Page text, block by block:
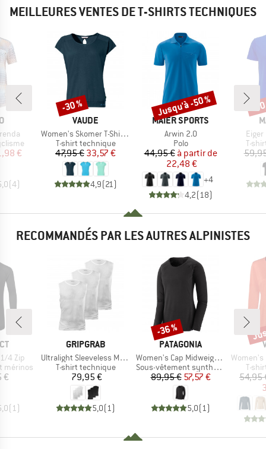
MEILLEURES VENTES DE T-SHIRTS TECHNIQUES
réduit
€
(4)
MARQUE
VAUDE
Article
Women's Skomer T-Shirt III
Product group
T-shirt technique
Prix
47,95 € Prix réduit
33,57 €
4,9(21 )
Remise
-30 %
MARQUE
MAIER SPORTS
Article
Arwin 2.0
Product group
Polo
Prix
44,95 € Prix réduit
à partir de
22,48 €
+4
4,2(18)
Remise
Jusqu'à -50 %
Eiger
T-
-
RECOMMANDÉS PAR LES AUTRES ALPINISTES
4 Zip
mérinos
€
(1)
MARQUE
GRIPGRAB
Article
Ultralight Sleeveless Mesh Baselayer 3-Pack
Product group
T-shirt technique
Prix
79,95 €
5,0(1)
MARQUE
PATAGONIA
Article
Women's Cap Midweight Crew
Product group
Sous-vêtement synthétique
Prix
89,95 €Prix réduit
57,57 €
5,0(1)
Remise
-36 %
Article
Women's
T-
54,95